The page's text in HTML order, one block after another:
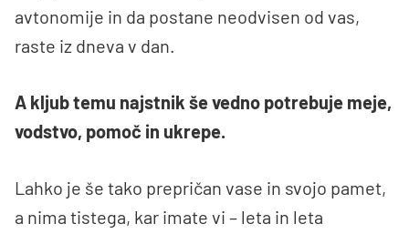
avtonomije in da postane neodvisen od vas,
raste iz dneva v dan.
A kljub temu najstnik še vedno potrebuje meje,
vodstvo, pomoč in ukrepe.
Lahko je še tako prepričan vase in svojo pamet,
a nima tistega, kar imate vi – leta in leta